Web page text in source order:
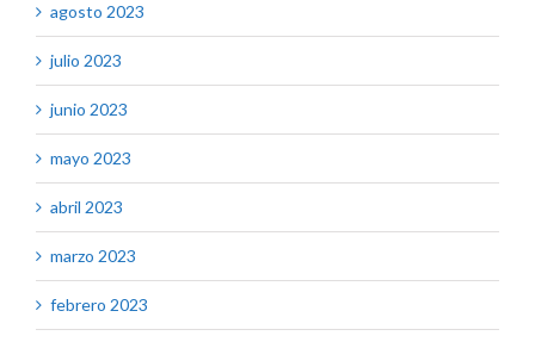
agosto 2023
julio 2023
junio 2023
mayo 2023
abril 2023
marzo 2023
febrero 2023